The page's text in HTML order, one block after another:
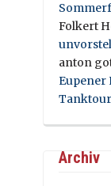
Folkert
anton
Eupener
Archiv